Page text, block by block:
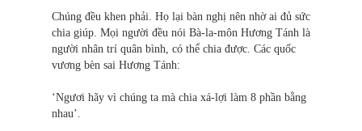
Chúng đều khen phải. Họ lại bàn nghị nên nhờ ai đủ sức
chia giúp. Mọi người đều nói Bà-la-môn Hương Tánh là
người nhân trí quân bình, có thể chia được. Các quốc
vương bèn sai Hương Tánh:
‘Ngươi hãy vì chúng ta mà chia xá-lợi làm 8 phần bằng
nhau’.